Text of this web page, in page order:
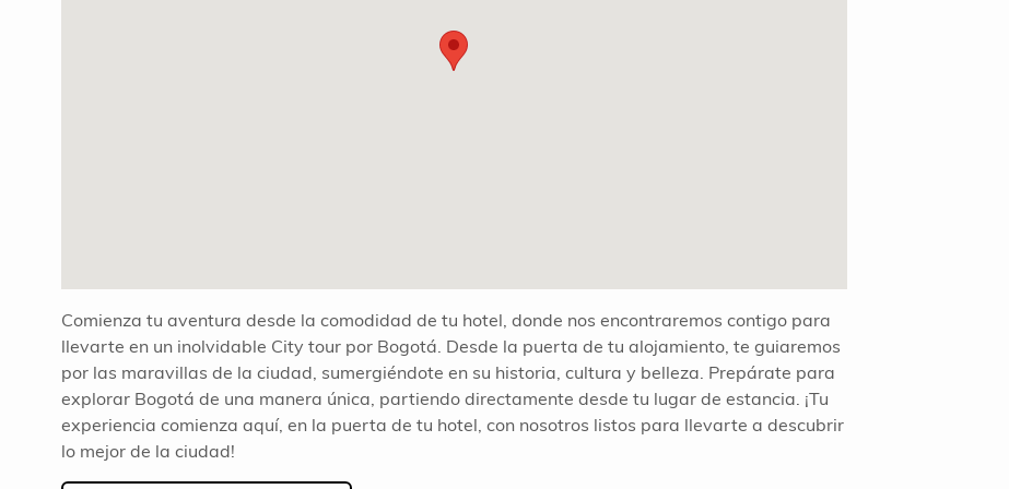
Comienza tu aventura desde la comodidad de tu hotel, donde nos encontraremos contigo para
llevarte en un inolvidable City tour por Bogotá. Desde la puerta de tu alojamiento, te guiaremos
por las maravillas de la ciudad, sumergiéndote en su historia, cultura y belleza. Prepárate para
explorar Bogotá de una manera única, partiendo directamente desde tu lugar de estancia. ¡Tu
experiencia comienza aquí, en la puerta de tu hotel, con nosotros listos para llevarte a descubrir
lo mejor de la ciudad!